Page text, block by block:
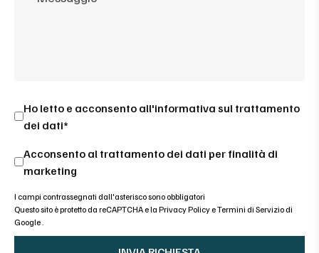
Ho letto e acconsento all'informativa sul trattamento
dei dati*
Acconsento al trattamento dei dati per finalità di
marketing
I campi contrassegnati dall'asterisco sono obbligatori
Questo sito è protetto da reCAPTCHA e la Privacy Policy eTermini di Servizio di
Google